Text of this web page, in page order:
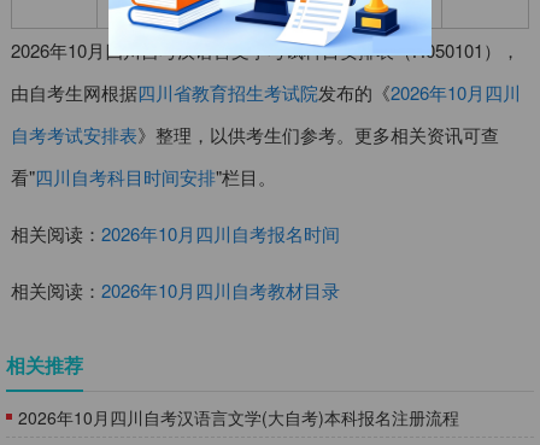
思想概论
要
2026年10月四川自考汉语言文学考试科目安排表（H050101），
由自考生网根据四川省教育招生考试院发布的《2026年10月四川
自考考试安排表》整理，以供考生们参考。更多相关资讯可查
看"四川自考科目时间安排"栏目。
相关阅读： 2026年10月四川自考报名时间
相关阅读： 2026年10月四川自考教材目录
相关推荐
2026年10月四川自考汉语言文学(大自考)本科报名注册流程